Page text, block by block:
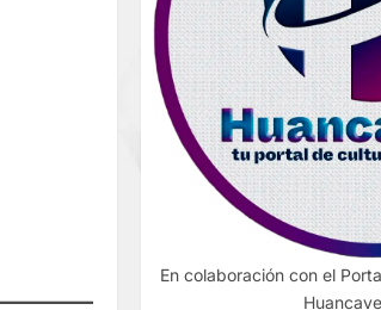
En colaboración con el